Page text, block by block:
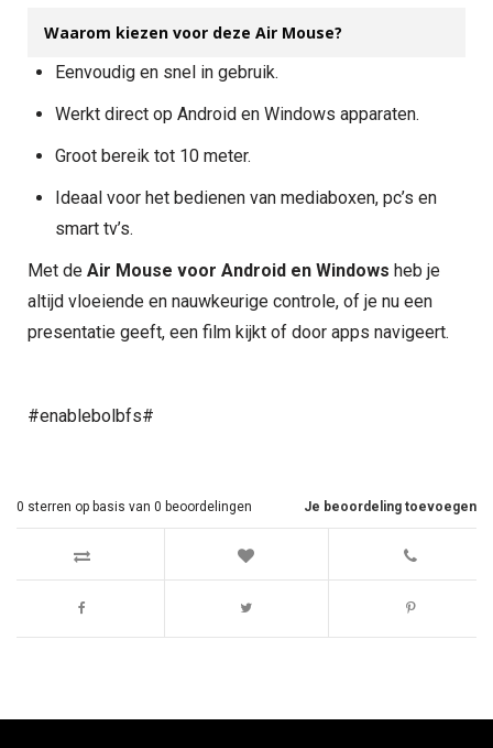
Waarom kiezen voor deze Air Mouse?
Eenvoudig en snel in gebruik.
Werkt direct op Android en Windows apparaten.
Groot bereik tot 10 meter.
Ideaal voor het bedienen van mediaboxen, pc’s en
smart tv’s.
Met de Air Mouse voor Android en Windows heb je
altijd vloeiende en nauwkeurige controle, of je nu een
presentatie geeft, een film kijkt of door apps navigeert.
#enablebolbfs#
Je beoordeling toevoegen
0 sterren op basis van 0 beoordelingen